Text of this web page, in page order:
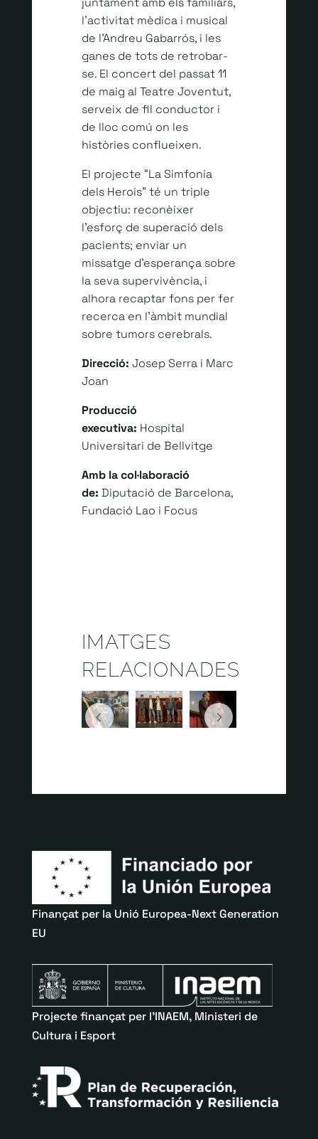
l’activitat mèdica i musical
de l’Andreu Gabarrós, i les
ganes de tots de retrobar-
se. El concert del passat 11
de maig al Teatre Joventut,
serveix de fil conductor i
de lloc comú on les
històries conflueixen.
El projecte “La Simfonia
dels Herois” té un triple
objectiu: reconèixer
l’esforç de superació dels
pacients; enviar un
missatge d’esperança sobre
la seva supervivència, i
alhora recaptar fons per fer
recerca en l’àmbit mundial
sobre tumors cerebrals.
Direcció: Josep Serra i Marc
Joan
Producció
executiva: Hospital
Universitari de Bellvitge
Amb la col·laboració
de: Diputació de Barcelona,
Fundació Lao i Focus
IMATGES
RELACIONADES
Finançat per la Unió Europea-Next Generation
EU
Projecte finançat per l’INAEM, Ministeri de
Cultura i Esport